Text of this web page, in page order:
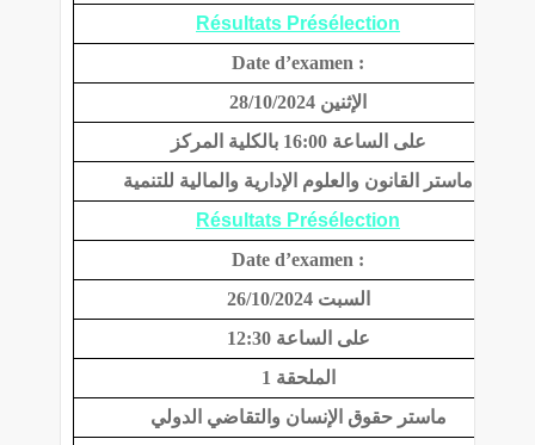
Résultats Présélection
Date d’examen :
الإثنين 28/10/2024
على الساعة 16:00 بالكلية المركز
ماستر القانون والعلوم الإدارية والمالية للتنمية
Résultats Présélection
Date d’examen :
السبت 26/10/2024
على الساعة 12:30
الملحقة 1
ماستر حقوق الإنسان والتقاضي الدولي